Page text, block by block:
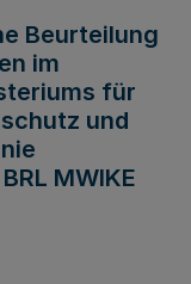
Beurteilung
im
für
und
MWIKE